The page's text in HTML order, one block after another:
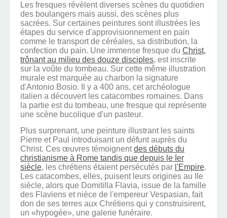
Les fresques révèlent diverses scènes du quotidien
des boulangers mais aussi, des scènes plus
sacrées. Sur certaines peintures sont illustrées les
étapes du service d'approvisionnement en pain
comme le transport de céréales, sa distribution, la
confection du pain. Une immense fresque du Christ,
trônant au milieu des douze disciples, est inscrite
sur la voûte du tombeau. Sur cette même illustration
murale est marquée au charbon la signature
d'Antonio Bosio. Il y a 400 ans, cet archéologue
italien a découvert les catacombes romaines. Dans
la partie est du tombeau, une fresque qui représente
une scène bucolique d'un pasteur.
Plus surprenant, une peinture illustrant les saints
Pierre et Paul introduisant un défunt auprès du
Christ. Ces œuvres témoignentdes débuts du
christianisme à Rome tandis que depuis le Ier
siècle, les chrétiens étaient persécutés par l'Empire.
Les catacombes, elles, puisent leurs origines au IIe
siècle, alors que Domitilla Flavia, issue de la famille
des Flaviens et nièce de l'empereur Vespasian, fait
don de ses terres aux Chrétiens qui y construisirent,
un «hypogée», une galerie funéraire.